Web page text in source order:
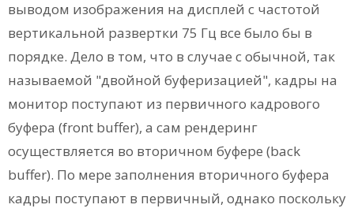
выводом изображения на дисплей с частотой
вертикальной развертки 75 Гц все было бы в
порядке. Дело в том, что в случае с обычной, так
называемой "двойной буферизацией", кадры на
монитор поступают из первичного кадрового
буфера (front buffer), а сам рендеринг
осуществляется во вторичном буфере (back
buffer). По мере заполнения вторичного буфера
кадры поступают в первичный, однако поскольку